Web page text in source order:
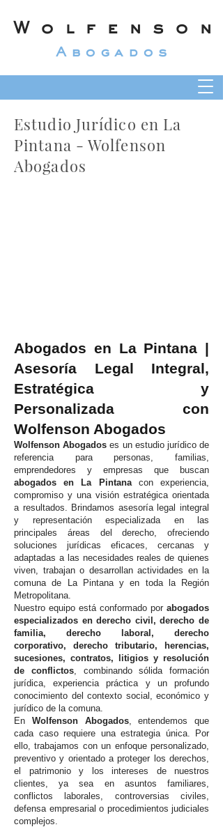
Wolfenson
Abogados
Estudio Jurídico en La
Pintana - Wolfenson
Abogados
Abogados en La Pintana |
Asesoría Legal Integral,
Estratégica y
Personalizada con
Wolfenson Abogados
Wolfenson Abogados es un estudio jurídico de
referencia para personas, familias,
emprendedores y empresas que buscan
abogados en La Pintanacon experiencia,
compromiso y una visión estratégica orientada
a resultados. Brindamos asesoría legal integral
y representación especializada en las
principales áreas del derecho, ofreciendo
soluciones jurídicas eficaces, cercanas y
adaptadas a las necesidades reales de quienes
viven, trabajan o desarrollan actividades en la
comuna de La Pintana y en toda la Región
Metropolitana.
Nuestro equipo está conformado por abogados
especializados en derecho civil, derecho de
familia, derecho laboral, derecho
corporativo, derecho tributario, herencias,
sucesiones, contratos, litigios y resolución
de conflictos, combinando sólida formación
jurídica, experiencia práctica y un profundo
conocimiento del contexto social, económico y
jurídico de la comuna.
En Wolfenson Abogados, entendemos que
cada caso requiere una estrategia única. Por
ello, trabajamos con un enfoque personalizado,
preventivo y orientado a proteger los derechos,
el patrimonio y los intereses de nuestros
clientes, ya sea en asuntos familiares,
conflictos laborales, controversias civiles,
defensa empresarial o procedimientos judiciales
complejos.